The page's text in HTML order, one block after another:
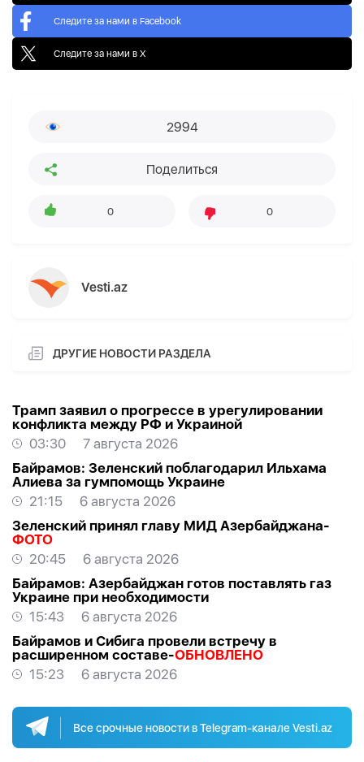
Следите за нами в Facebook
Следите за нами в X
2994
Поделиться
0 0
Vesti.az
ДРУГИЕ НОВОСТИ РАЗДЕЛА
Трамп заявил о прогрессе в урегулировании
конфликта между РФ и Украиной
03:30
7 августа 2026
Байрамов: Зеленский поблагодарил Ильхама
Алиева за гумпомощь Украине
21:15
6 августа 2026
Зеленский принял главу МИД Азербайджана-
ФОТО
20:45
6 августа 2026
Байрамов: Азербайджан готов поставлять газ
Украине при необходимости
15:43
6 августа 2026
Байрамов и Сибига провели встречу в
расширенном составе-ОБНОВЛЕНО
15:23
6 августа 2026
Все срочные новости в Telegram-канале Vesti.az